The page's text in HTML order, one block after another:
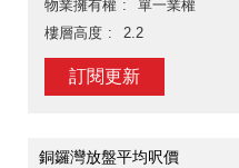
物業擁有權
單一業權
樓層高度
2.2
訂閱更新
銅鑼灣放盤平均呎價